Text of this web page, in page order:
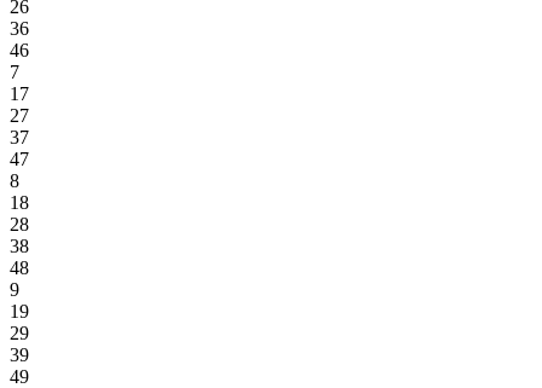
26
36
46
7
17
27
37
47
8
18
28
38
48
9
19
29
39
49